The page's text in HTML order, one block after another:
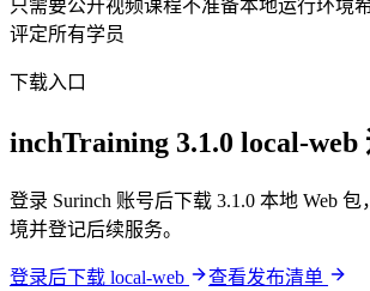
只需要公开视频课程不准备本地运行环境
评定所有学员
下载入口
inchTraining 3.1.0 local-web
登录 Surinch 账号后下载 3.1.0 本地 Web
境并登记后续服务。
登录后下载 local-web 查看发布清单